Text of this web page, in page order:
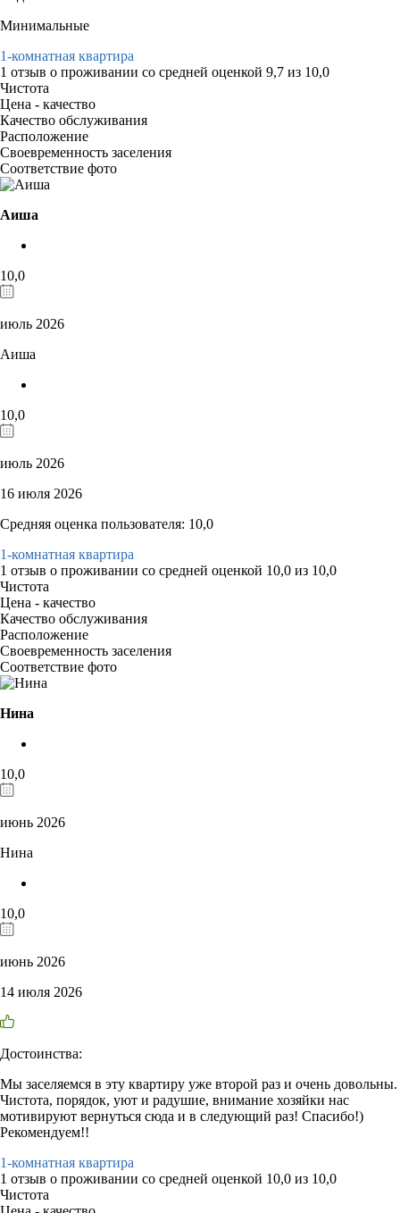
Минимальные
1-комнатная квартира
1 отзыв о проживании со средней оценкой 9,7 из 10,0
Чистота
Цена - качество
Качество обслуживания
Расположение
Своевременность заселения
Соответствие фото
Аиша
10,0
июль 2026
Аиша
10,0
июль 2026
16 июля 2026
Средняя оценка пользователя: 10,0
1-комнатная квартира
1 отзыв о проживании со средней оценкой 10,0 из 10,0
Чистота
Цена - качество
Качество обслуживания
Расположение
Своевременность заселения
Соответствие фото
Нина
10,0
июнь 2026
Нина
10,0
июнь 2026
14 июля 2026
Достоинства:
Мы заселяемся в эту квартиру уже второй раз и очень довольны.
Чистота, порядок, уют и радушие, внимание хозяйки нас
мотивируют вернуться сюда и в следующий раз! Спасибо!)
Рекомендуем!!
1-комнатная квартира
1 отзыв о проживании со средней оценкой 10,0 из 10,0
Чистота